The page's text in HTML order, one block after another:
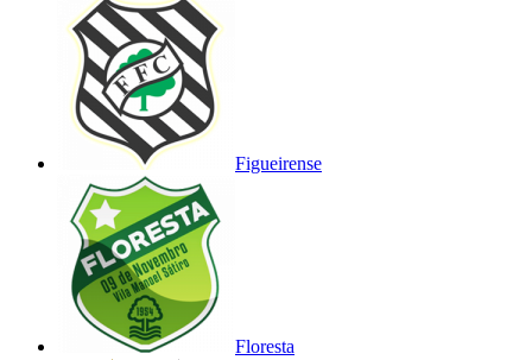
Figueirense
Floresta